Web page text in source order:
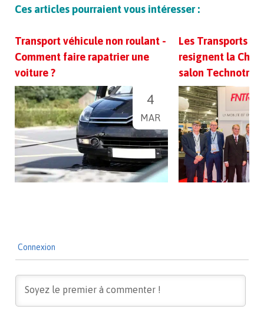
Ces articles pourraient vous intéresser :
Transport véhicule non roulant -
Comment faire rapatrier une
voiture ?
4
MAR
Les Transports
resignent la
salon
Connexion